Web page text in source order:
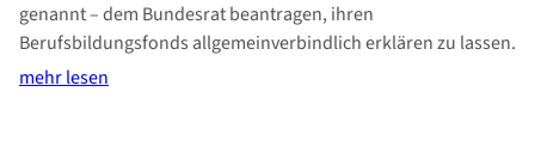
genannt – dem Bundesrat beantragen, ihren
Berufsbildungsfonds allgemeinverbindlich erklären zu lassen.
mehr lesen